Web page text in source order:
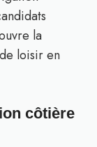
la
loisir en
côtière